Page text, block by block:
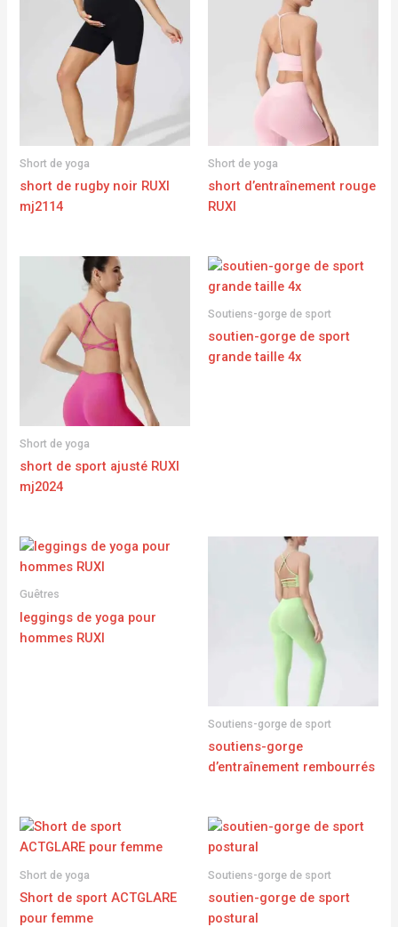
Short de yoga
short de rugby noir RUXI
mj2114
Short de yoga
short d’entraînement rouge
RUXI
Short de yoga
short de sport ajusté RUXI
mj2024
Soutiens-gorge de sport
soutien-gorge de sport
grande taille 4x
Guêtres
leggings de yoga pour
hommes RUXI
Soutiens-gorge de sport
soutiens-gorge
d’entraînement rembourrés
Short de yoga
Short de sport ACTGLARE
pour femme
Soutiens-gorge de sport
soutien-gorge de sport
postural